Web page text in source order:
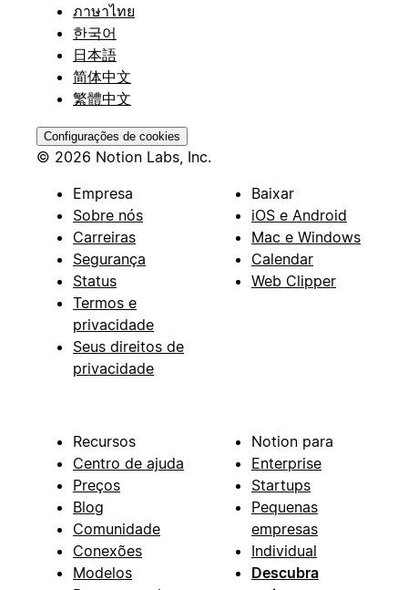
ภาษาไทย
한국어
日本語
简体中文
繁體中文
Configurações de cookies
© 2026 Notion Labs, Inc.
Empresa
Sobre nós
Carreiras
Segurança
Status
Termos e
privacidade
Seus direitos de
privacidade
Baixar
iOS e Android
Mac e Windows
Calendar
Web Clipper
Recursos
Centro de ajuda
Preços
Blog
Comunidade
Conexões
Modelos
Notion para
Enterprise
Startups
Pequenas
empresas
Individual
Descubra